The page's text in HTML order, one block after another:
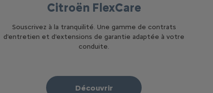
Citroën FlexCare
Souscrivez à la tranquilité. Une gamme de contrats
d'entretien et d'extensions de garantie adaptée à votre
conduite.
Découvrir